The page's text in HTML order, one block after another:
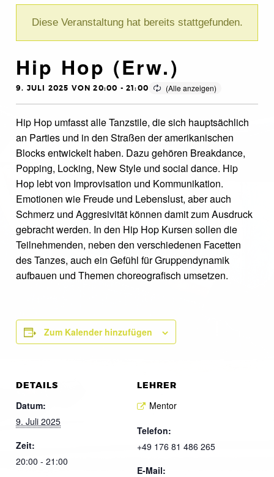
Diese Veranstaltung hat bereits stattgefunden.
Hip Hop (Erw.)
9. JULI 2025 VON 20:00 -21:00
Hip Hop umfasst alle Tanzstile, die sich hauptsächlich
an Parties und in den Straßen der amerikanischen
Blocks entwickelt haben. Dazu gehören Breakdance,
Popping, Locking, New Style und social dance. Hip
Hop lebt von Improvisation und Kommunikation.
Emotionen wie Freude und Lebenslust, aber auch
Schmerz und Aggresivität können damit zum Ausdruck
gebracht werden. In den Hip Hop Kursen sollen die
Teilnehmenden, neben den verschiedenen Facetten
des Tanzes, auch ein Gefühl für Gruppendynamik
aufbauen und Themen choreografisch umsetzen.
Zum Kalender hinzufügen
DETAILS
Datum:
9. Juli 2025
Zeit:
20:00 - 21:00
LEHRER
Mentor
Telefon:
+49 176 81 486 265
E-Mail: